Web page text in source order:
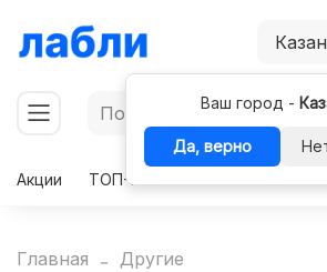
Ваш город -
Да, верно
Акции
ТОП-50
Главная Другие